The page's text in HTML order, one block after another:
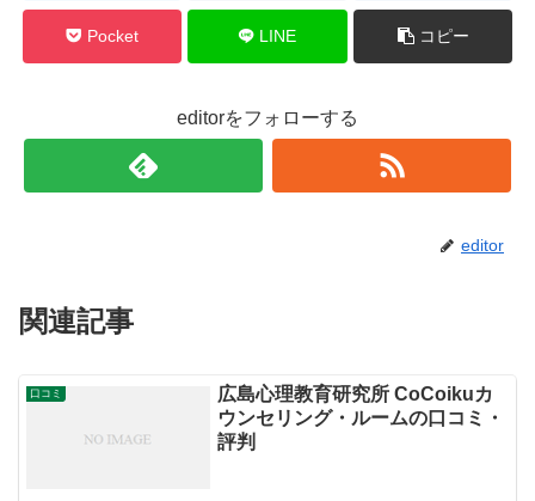
Pocket LINE コピー
editorをフォローする
editor
関連記事
口コミ
広島心理教育研究所 CoCoikuカ
ウンセリング・ルームの口コミ・
評判